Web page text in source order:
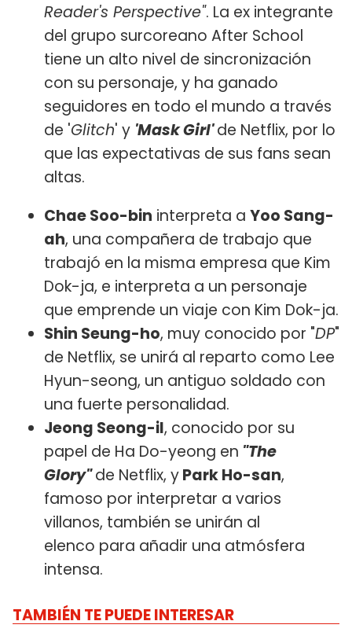
Reader's Perspective". La ex integrante
del grupo surcoreano After School
tiene un alto nivel de sincronización
con su personaje, y ha ganado
seguidores en todo el mundo a través
de 'Glitch' y 'Mask Girl'de Netflix, por lo
que las expectativas de sus fans sean
altas.
Chae Soo-bin interpreta a Yoo Sang-
ah, una compañera de trabajo que
trabajó en la misma empresa que Kim
Dok-ja, e interpreta a un personaje
que emprende un viaje con Kim Dok-ja.
Shin Seung-ho, muy conocido por "DP"
de Netflix, se unirá al reparto como Lee
Hyun-seong, un antiguo soldado con
una fuerte personalidad.
Jeong Seong-il, conocido por su
papel de Ha Do-yeong en "The
Glory"de Netflix, yPark Ho-san,
famoso por interpretar a varios
villanos, también se unirán al
elenco para añadir una atmósfera
intensa.
TAMBIÉN TE PUEDE INTERESAR